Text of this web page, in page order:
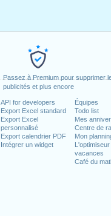
Passez à Premium pour supprimer
publicités et plus encore
API for developers
Export Excel standard
Export Excel
personnalisé
Export calendrier PDF
Intégrer un widget
Équipes
Todo list
Mes
Centre de
Mon
L'optimiseur
vacances
Café du